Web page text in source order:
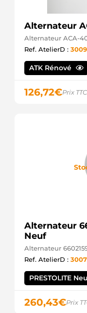
Alternateur
Alternateur ACA-
Ref. AtelierD :
ATK Rénové
126,72€Prix TTC
Alternateur
Neuf
Alternateur
Ref. AtelierD :
PRESTOLITE
260,43€Prix